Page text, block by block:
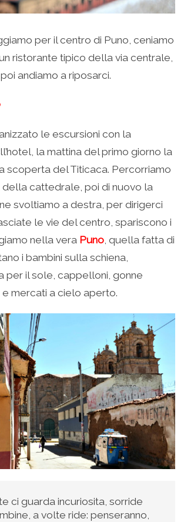
per il centro di Puno, ceniamo
ristorante tipico della via centrale,
andiamo a riposarci.
le escursioni con la
la mattina del primo giorno la
scoperta del Titicaca. Percorriamo
della cattedrale, poi di nuovo la
svoltiamo a destra, per dirigerci
le vie del centro, spariscono i
nella vera Puno, quella fatta di
i bambini sulla schiena,
per il sole, cappelloni, gonne
mercati a cielo aperto.
ci guarda incuriosita, sorride
a volte ride: penseranno,